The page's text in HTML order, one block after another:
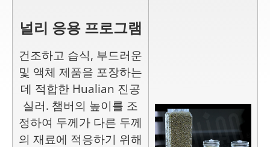
널리 응용 프로그램
건조하고 습식, 부드러운
및 액체 제품을 포장하는
데 적합한 Hualian 진공
실러. 챔버의 높이를 조
정하여 두께가 다른 두께
의 재료에 적응하기 위해